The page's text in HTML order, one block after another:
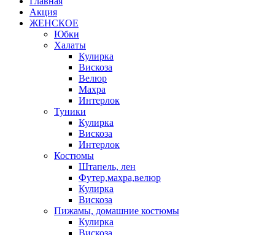
Акция
ЖЕНСКОЕ
Юбки
Халаты
Кулирка
Вискоза
Велюр
Махра
Интерлок
Туники
Кулирка
Вискоза
Интерлок
Костюмы
Штапель, лен
Футер,махра,велюр
Кулирка
Вискоза
Пижамы, домашние костюмы
Кулирка
Вискоза